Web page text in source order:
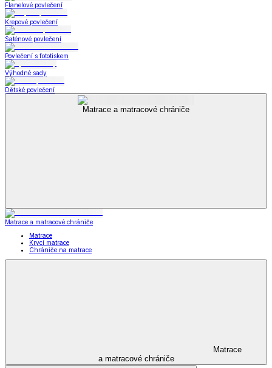
Flanelové povlečení
Krepové povlečení
Saténové povlečení
Povlečení s fototiskem
Výhodné sady
Dětské povlečení
Matrace a matracové chrániče
Matrace a matracové chrániče
Matrace
Krycí matrace
Chrániče na matrace
Matrace
a matracové chrániče